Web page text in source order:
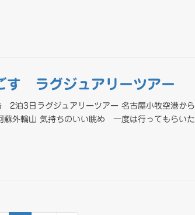
す ラグジュアリーツアー
2泊3日ラグジュアリーツアー 名古屋小牧空港から
輪山 気持ちのいい眺め 一度は行ってもらいた